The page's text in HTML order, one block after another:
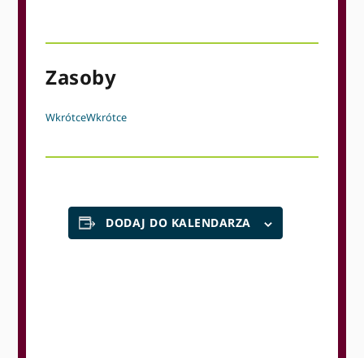
Zasoby
WkrótceWkrótce
DODAJ DO KALENDARZA